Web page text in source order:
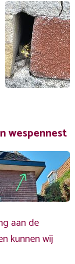
wespennest
aan de
kunnen wij